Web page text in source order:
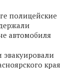
полицейские
автомобиля
края